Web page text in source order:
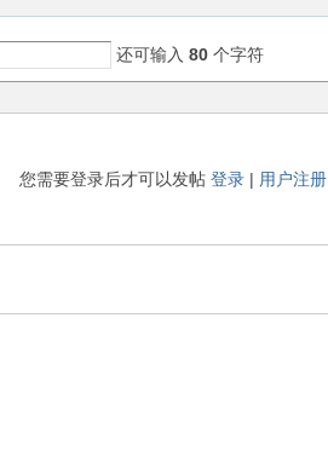
还可输入 80 个字符
您需要登录后才可以发帖 登录| 用户注册